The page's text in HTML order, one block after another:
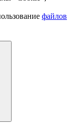
файлов